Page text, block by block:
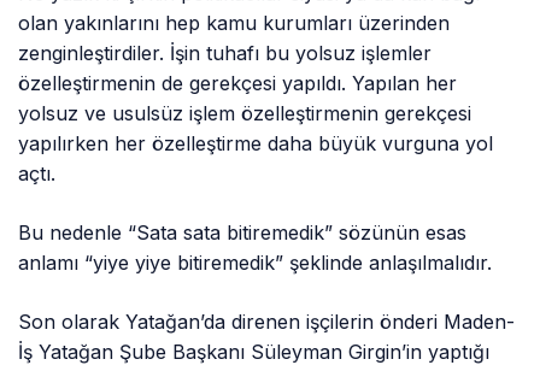
olan yakınlarını hep kamu kurumları üzerinden
zenginleştirdiler. İşin tuhafı bu yolsuz işlemler
özelleştirmenin de gerekçesi yapıldı. Yapılan her
yolsuz ve usulsüz işlem özelleştirmenin gerekçesi
yapılırken her özelleştirme daha büyük vurguna yol
açtı.
Bu nedenle “Sata sata bitiremedik” sözünün esas
anlamı “yiye yiye bitiremedik” şeklinde anlaşılmalıdır.
Son olarak Yatağan’da direnen işçilerin önderi Maden-
İş Yatağan Şube Başkanı Süleyman Girgin’in yaptığı